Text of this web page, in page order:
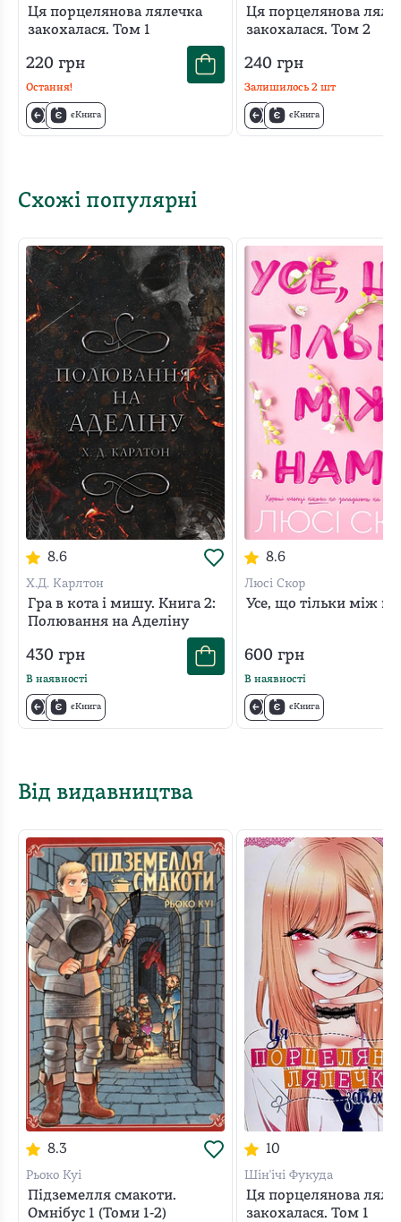
Ця порцелянова лялечка
закохалася. Том 1
220 грн
Остання!
єКнига
Ця порцелянова
закохалася. Том 2
240грн
Залишилось 2шт
єКнига
Схожі популярні
8.6
Х.Д. Карлтон
Гра в кота і мишу. Книга 2:
Полювання на Аделіну
430 грн
В наявності
єКнига
8.6
Люсі Скор
Усе, що тільки між
600грн
В наявності
єКнига
Від видавництва
8.3
Рьоко Куі
Підземелля смакоти.
Омнібус 1 (Томи 1-2)
10
Шін'ічі Фукуда
Ця порцелянова
закохалася. Том 1